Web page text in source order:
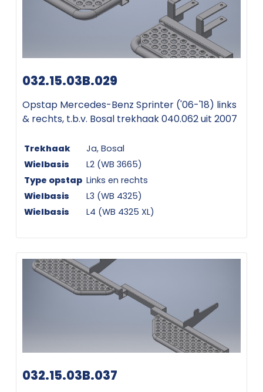
032.15.03B.029
Opstap Mercedes-Benz Sprinter ('06-'18) links
& rechts, t.b.v. Bosal trekhaak 040.062 uit 2007
Trekhaak
Ja, Bosal
Wielbasis
L2 (WB 3665)
Type opstap Links en rechts
Wielbasis
L3 (WB 4325)
Wielbasis
L4 (WB 4325 XL)
032.15.03B.037